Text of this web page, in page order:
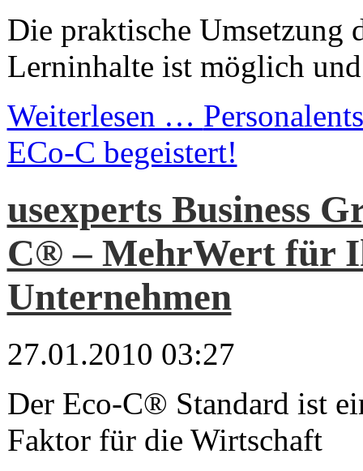
Die praktische Umsetzung
Lerninhalte ist möglich
Weiterlesen …
ECo-C begeistert!
usexperts Business
C® – MehrWert für
Unternehmen
27.01.2010 03:27
Der Eco-C® Standard ist
Faktor für die Wirtschaft